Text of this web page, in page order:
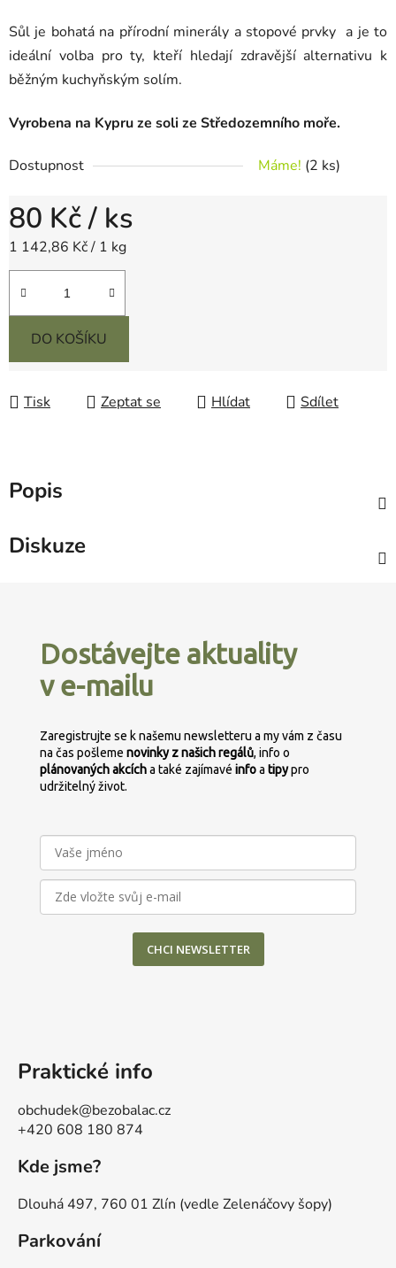
Sůl je bohatá na přírodní minerály a stopové prvky a je to
ideální volba pro ty, kteří hledají zdravější alternativu k
běžným kuchyňským solím.
Vyrobena na Kypru ze soli ze Středozemního moře.
Dostupnost Máme! (2 ks)
80 Kč/ ks
Měrná cena:
1 142,86 Kč / 1 kg
DO KOŠÍKU
Tisk Zeptat se Hlídat Sdílet
Popis
Diskuze
Dostávejte aktuality
v e-mailu
Zaregistrujte se k našemu newsletteru a my vám z času
na čas pošleme novinky z našich regálů, info o
plánovanýchakcícha také zajímavé infoa tipypro
udržitelný život.
CHCI NEWSLETTER
Praktické info
obchudek@bezobalac.cz
+420 608 180 874
Kde jsme?
Dlouhá 497, 760 01 Zlín (vedle Zelenáčovy šopy)
Parkování